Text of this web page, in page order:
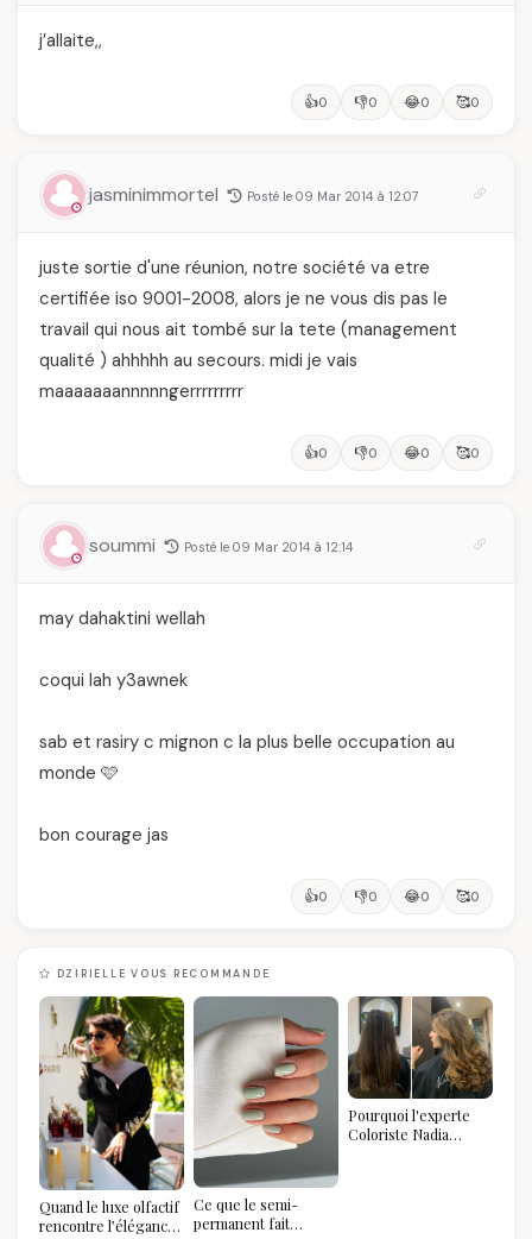
j’allaite,,
👍0 👎0 😂0 🥰0
jasminimmortel Posté le 09 Mar 2014 à 12:07
juste sortie d'une réunion, notre société va etre
certifiée iso 9001-2008, alors je ne vous dis pas le
travail qui nous ait tombé sur la tete (management
qualité ) ahhhhh au secours. midi je vais
maaaaaaannnnngerrrrrrrrr
👍0 👎0 😂0 🥰0
soummi Posté le 09 Mar 2014 à 12:14
may dahaktini wellah
coqui lah y3awnek
sab et rasiry c mignon c la plus belle occupation au
monde 🩷
bon courage jas
👍0 👎0 😂0 🥰0
DZIRIELLE VOUS RECOMMANDE
Quand le luxe olfactif
rencontre l’élégance
Ce que le semi-
permanent fait
Pourquoi l'experte
Coloriste Nadia